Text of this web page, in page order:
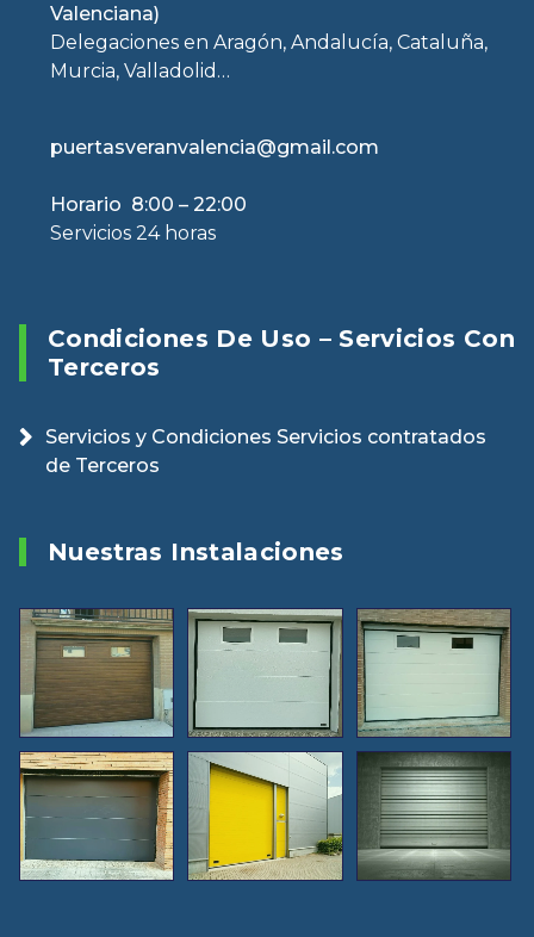
Valenciana)
Delegaciones en Aragón, Andalucía, Cataluña,
Murcia, Valladolid…
puertasveranvalencia@gmail.com
Horario 8:00 – 22:00
Servicios 24 horas
Condiciones De Uso – Servicios Con
Terceros
Servicios y Condiciones Servicios contratados
de Terceros
Nuestras Instalaciones